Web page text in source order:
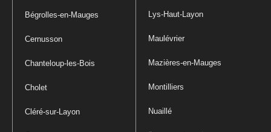
Bégrolles-en-Mauges
Cernusson
Chanteloup-les-Bois
Cholet
Cléré-sur-Layon
Lys-Haut-Layon
Maulévrier
Mazières-en-Mauges
Montilliers
Nuaillé